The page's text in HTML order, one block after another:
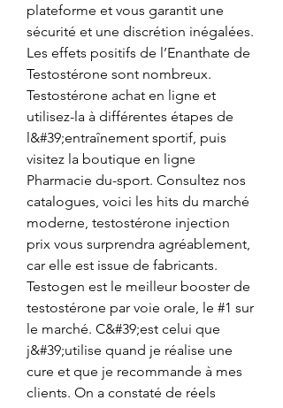
plateforme et vous garantit une
sécurité et une discrétion inégalées.
Les effets positifs de l’Enanthate de
Testostérone sont nombreux.
Testostérone achat en ligne et
utilisez-la à différentes étapes de
l&#39;entraînement sportif, puis
visitez la boutique en ligne
Pharmacie du-sport. Consultez nos
catalogues, voici les hits du marché
moderne, testostérone injection
prix vous surprendra agréablement,
car elle est issue de fabricants.
Testogen est le meilleur booster de
testostérone par voie orale, le #1 sur
le marché. C&#39;est celui que
j&#39;utilise quand je réalise une
cure et que je recommande à mes
clients. On a constaté de réels